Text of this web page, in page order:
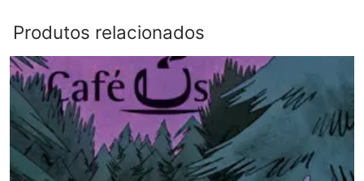
Produtos relacionados